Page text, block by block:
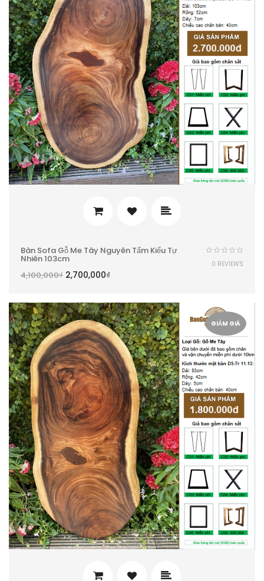
Bàn Sofa Gỗ Me Tây Nguyên Tấm Kiểu Tự
Nhiên 103cm
4,100,000₫ 2,700,000₫
0 REVIEWS
GIẢM GIÁ